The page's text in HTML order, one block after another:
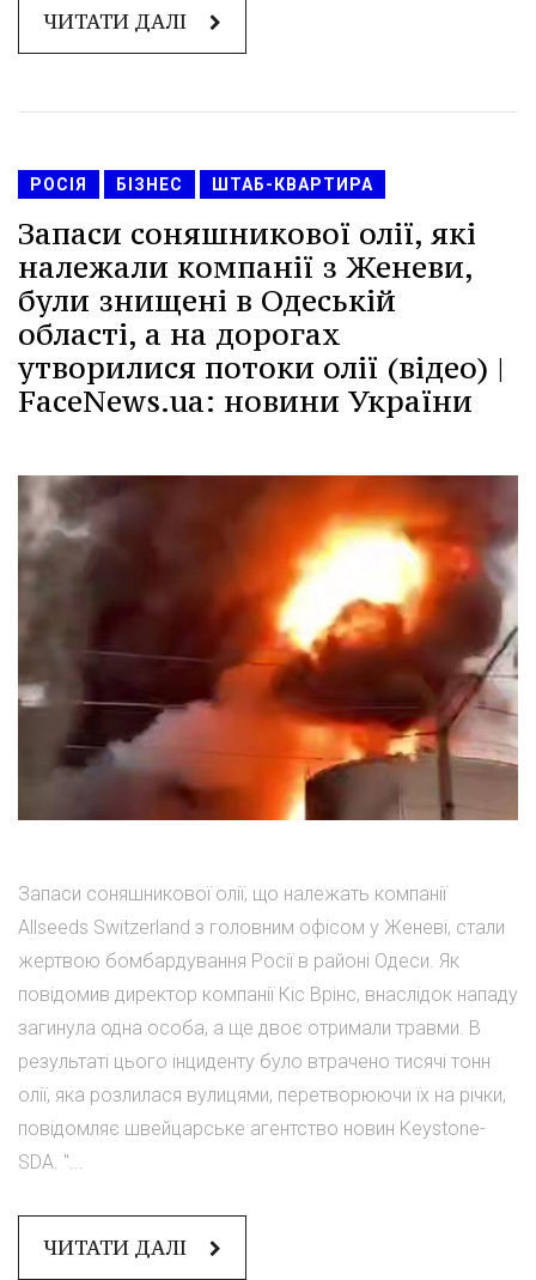
ЧИТАТИ ДАЛІ
РОСІЯ БІЗНЕС ШТАБ-КВАРТИРА
Запаси соняшникової олії, які
належали компанії з Женеви,
були знищені в Одеській
області, а на дорогах
утворилися потоки олії (відео) |
FaceNews.ua: новини України
Запаси соняшникової олії, що належать компанії
Allseeds Switzerland з головним офісом у Женеві, стали
жертвою бомбардування Росії в районі Одеси. Як
повідомив директор компанії Кіс Врінс, внаслідок нападу
загинула одна особа, а ще двоє отримали травми. В
результаті цього інциденту було втрачено тисячі тонн
олії, яка розлилася вулицями, перетворюючи їх на річки,
повідомляє швейцарське агентство новин Keystone-
SDA. "...
ЧИТАТИ ДАЛІ